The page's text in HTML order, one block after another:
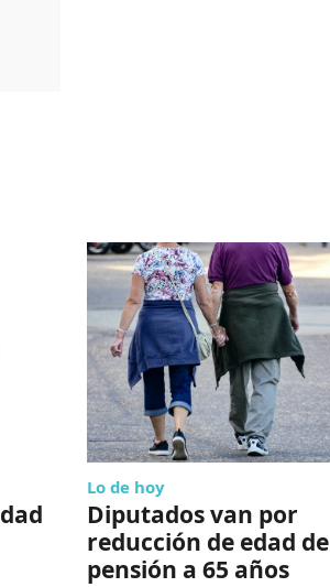
Lo de hoy
Diputados van por
reducción de edad de
pensión a 65 años